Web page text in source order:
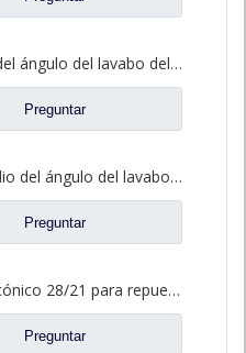
Engranaje del ángulo del lavabo del eje trasero para los recambios del camión de Sinotruk Steyr 199012320177
Preguntar
Diente medio del ángulo del lavabo del puente para los recambios AZ9981320154 del camión de Sinotruk Howo AC16
Preguntar
Engranaje cónico 28/21 para repuestos de camiones North Benz Beiben A3463502939
Preguntar